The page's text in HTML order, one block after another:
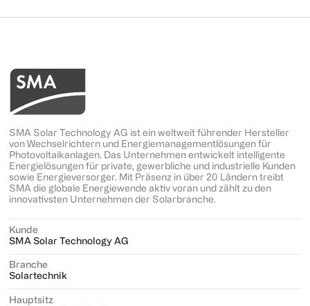
SMA Solar Technology AG ist ein weltweit führender Hersteller
von Wechselrichtern und Energiemanagementlösungen für
Photovoltaikanlagen. Das Unternehmen entwickelt intelligente
Energielösungen für private, gewerbliche und industrielle Kunden
sowie Energieversorger. Mit Präsenz in über 20 Ländern treibt
SMA die globale Energiewende aktiv voran und zählt zu den
innovativsten Unternehmen der Solarbranche.
Kunde
SMA Solar Technology AG
Branche
Solartechnik
Hauptsitz